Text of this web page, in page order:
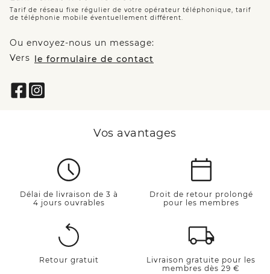
Tarif de réseau fixe régulier de votre opérateur téléphonique, tarif
de téléphonie mobile éventuellement différent.
Ou envoyez-nous un message:
Vers le formulaire de contact
Vos avantages
Délai de livraison de 3 à
4 jours ouvrables
Droit de retour prolongé
pour les membres
Retour gratuit
Livraison gratuite pour les
membres dès 29 €